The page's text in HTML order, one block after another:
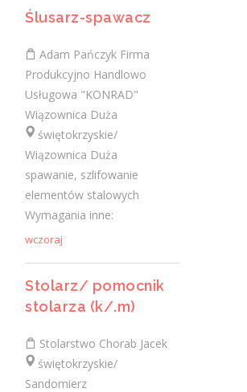
Sprzedaż, oferowanie, utrzymanie
porządku, zabezpieczanie towaru.
Wymagania konieczne: Wykształcenie:
średnie zawodowe Wymagania inne:
Umiejętność...
wczoraj
Więcej ofert pracy
Praca
Ostatnie wpisy
Nowoczesne technologie w pracy. Jak
z tym radzą sobie starsi pracownicy?
2 lutego 2021
Ślusarz-spawacz
Adam Pańczyk Firma
Produkcyjno Handlowo
Usługowa "KONRAD"
Wiązownica Duża
świętokrzyskie/
Wiązownica Duża
spawanie, szlifowanie
elementów stalowych
Wymagania inne:
wczoraj
Stolarz/ pomocnik
stolarza (k/.m)
Stolarstwo Chorab Jacek
świętokrzyskie/
Sandomierz